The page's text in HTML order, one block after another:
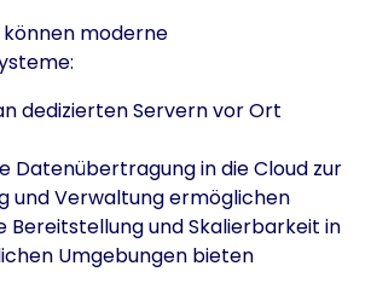
moderne
dedizierten Servern vor Ort
Datenübertragung in die Cloud zur
und Verwaltung ermöglichen
Bereitstellung und Skalierbarkeit in
Umgebungen bieten